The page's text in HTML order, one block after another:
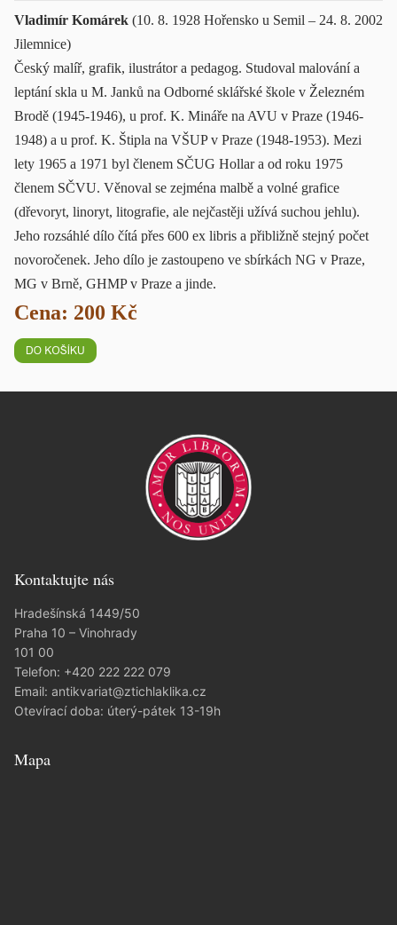
Vladimír Komárek (10. 8. 1928 Hořensko u Semil – 24. 8. 2002
Jilemnice)
Český malíř, grafik, ilustrátor a pedagog. Studoval malování a
leptání skla u M. Janků na Odborné sklářské škole v Železném
Brodě (1945-1946), u prof. K. Mináře na AVU v Praze (1946-
1948) a u prof. K. Štipla na VŠUP v Praze (1948-1953). Mezi
lety 1965 a 1971 byl členem SČUG Hollar a od roku 1975
členem SČVU. Věnoval se zejména malbě a volné grafice
(dřevoryt, linoryt, litografie, ale nejčastěji užívá suchou jehlu).
Jeho rozsáhlé dílo čítá přes 600 ex libris a přibližně stejný počet
novoročenek. Jeho dílo je zastoupeno ve sbírkách NG v Praze,
MG v Brně, GHMP v Praze a jinde.
Cena: 200 Kč
Kontaktujte nás
Hradešínská 1449/50
Praha 10 – Vinohrady
101 00
Telefon: +420 222 222 079
Email: antikvariat@ztichlaklika.cz
Otevírací doba: úterý-pátek 13-19h
Mapa